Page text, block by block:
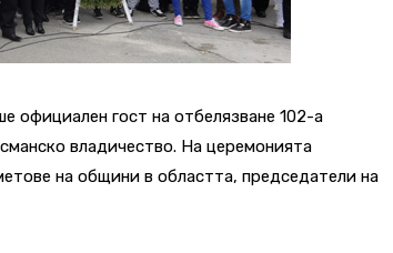
официален гост на отбелязване 102-а
владичество. На церемонията
на общини в областта, председатели на